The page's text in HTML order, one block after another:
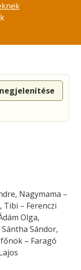
Nagymama –
Tibi – Ferenczi
Olga,
Sándor,
– Faragó